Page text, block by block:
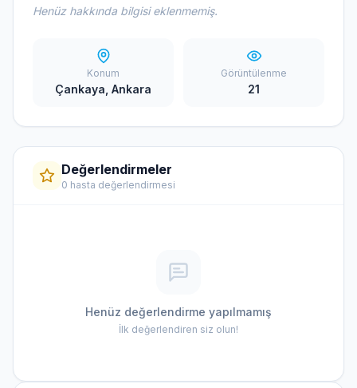
Henüz hakkında bilgisi eklenmemiş.
Konum
Çankaya, Ankara
Görüntülenme
21
Değerlendirmeler
0 hasta değerlendirmesi
Henüz değerlendirme yapılmamış
İlk değerlendiren siz olun!